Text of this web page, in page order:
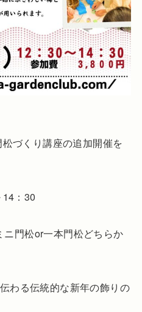
づくり講座の追加開催を
：30
松or一本門松どちらか
わる伝統的な新年の飾りの